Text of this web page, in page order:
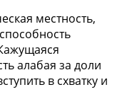
местность,
алабая за доли
в схватку и